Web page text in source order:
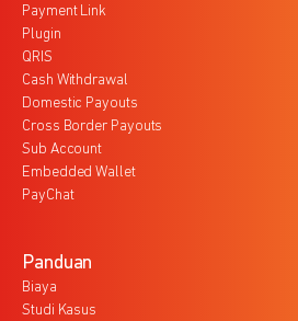
Payment Link
Plugin
QRIS
Cash Withdrawal
Domestic Payouts
Cross Border Payouts
Sub Account
Embedded Wallet
PayChat
Panduan
Biaya
Studi Kasus